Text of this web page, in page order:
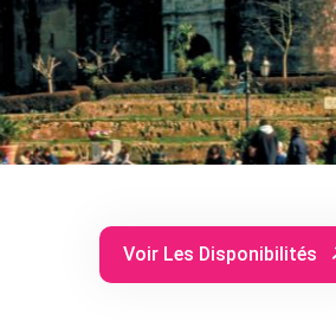
Voir Les Disponibilités